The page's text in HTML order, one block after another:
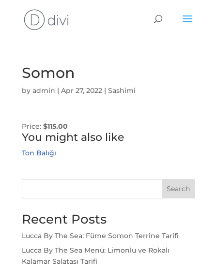
Somon
by admin | Apr 27, 2022| Sashimi
Price: $115.00
You might also like
Ton Balığı
Search
Recent Posts
Lucca By The Sea: Füme Somon Terrine Tarifi
Lucca By The Sea Menü: Limonlu ve Rokalı
Kalamar Salatası Tarifi